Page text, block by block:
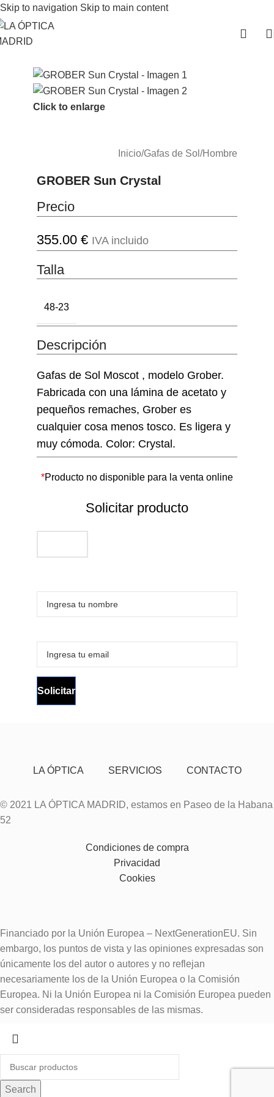
Skip to navigation Skip to main content
Click to enlarge
Inicio/Gafas de Sol/Hombre
GROBER Sun Crystal
Precio
355.00 € IVA incluido
Talla
48-23
Descripción
Gafas de Sol Moscot , modelo Grober.
Fabricada con una lámina de acetato y
pequeños remaches, Grober es
cualquier cosa menos tosco. Es ligera y
muy cómoda. Color: Crystal.
*Producto no disponible para la venta online
Solicitar producto
LA ÓPTICA SERVICIOS CONTACTO
© 2021 LA ÓPTICA MADRID, estamos en Paseo de la Habana
52
Condiciones de compra
Privacidad
Cookies
Financiado por la Unión Europea – NextGenerationEU. Sin
embargo, los puntos de vista y las opiniones expresadas son
únicamente los del autor o autores y no reflejan
necesariamente los de la Unión Europea o la Comisión
Europea. Ni la Unión Europea ni la Comisión Europea pueden
ser consideradas responsables de las mismas.
Search